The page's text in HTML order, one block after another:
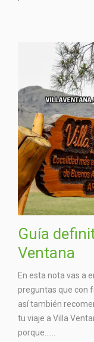
Guía
Ventana
En esta nota vas a
preguntas que con
así también
tu viaje a Villa
porque…...